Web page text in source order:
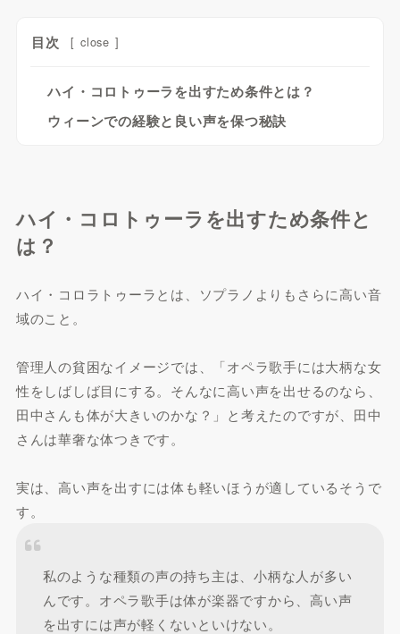
目次 [ close ]
ハイ・コロトゥーラを出すため条件とは？
ウィーンでの経験と良い声を保つ秘訣
ハイ・コロトゥーラを出すため条件と
は？
ハイ・コロラトゥーラとは、ソプラノよりもさらに高い音
域のこと。
管理人の貧困なイメージでは、「オペラ歌手には大柄な女
性をしばしば目にする。そんなに高い声を出せるのなら、
田中さんも体が大きいのかな？」と考えたのですが、田中
さんは華奢な体つきです。
実は、高い声を出すには体も軽いほうが適しているそうで
す。
私のような種類の声の持ち主は、小柄な人が多い
んです。オペラ歌手は体が楽器ですから、高い声
を出すには声が軽くないといけない。